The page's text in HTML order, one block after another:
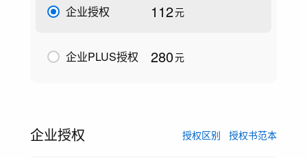
企业授权 112元
企业PLUS授权 280元
企业授权 授权区别 授权书范本